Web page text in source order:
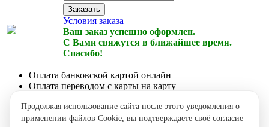
Заказать
Условия заказа
Ваш заказ успешно оформлен.
С Вами свяжутся в ближайшее время.
Спасибо!
Оплата банковской картой онлайн
Оплата переводом с карты на карту
Доставка по городу собственной курьерской службой
Продолжая использование сайта после этого уведомления о
применении файлов Cookie, вы подтверждаете своё согласие